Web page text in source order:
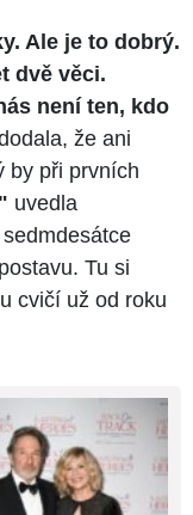
Ale je to dobrý.
dvě věci.
není ten, kdo
že ani
by při prvních
uvedla
Tu si
cvičí už od roku